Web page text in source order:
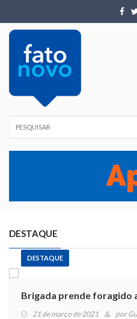
DESTAQUE
DESTAQUE
Brigada prende foragido
21 de março de 2021 por